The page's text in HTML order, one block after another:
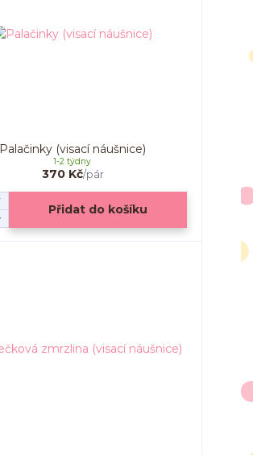
Palačinky (visací náušnice)
370 Kč/pár
1-2 týdny
Přidat do košíku